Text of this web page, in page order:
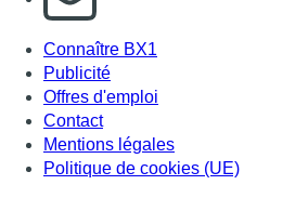
Connaître BX1
Publicité
Offres d'emploi
Contact
Mentions légales
Politique de cookies (UE)